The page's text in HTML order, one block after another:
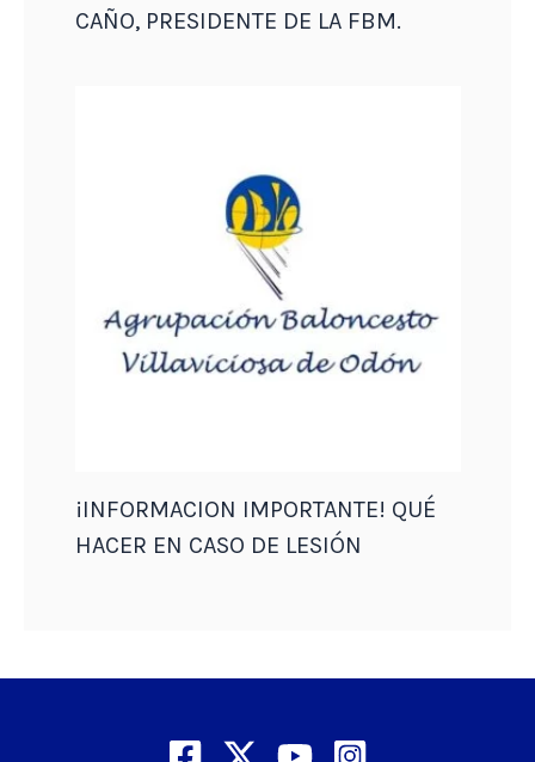
CAÑO, PRESIDENTE DE LA FBM.
¡INFORMACION IMPORTANTE! QUÉ
HACER EN CASO DE LESIÓN